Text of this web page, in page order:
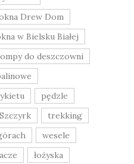
Drew Dom
w Bielsku Białej
do deszczowni
pędzle
Szczyrk
trekking
wesele
łożyska